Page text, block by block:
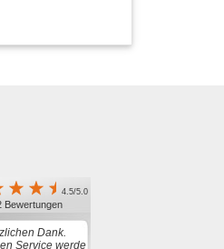
4.5/5.0
Bewertungen
Dank.
Service werde